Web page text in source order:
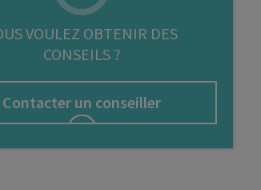
VOULEZ OBTENIR DES
CONSEILS ?
Contacter un conseiller